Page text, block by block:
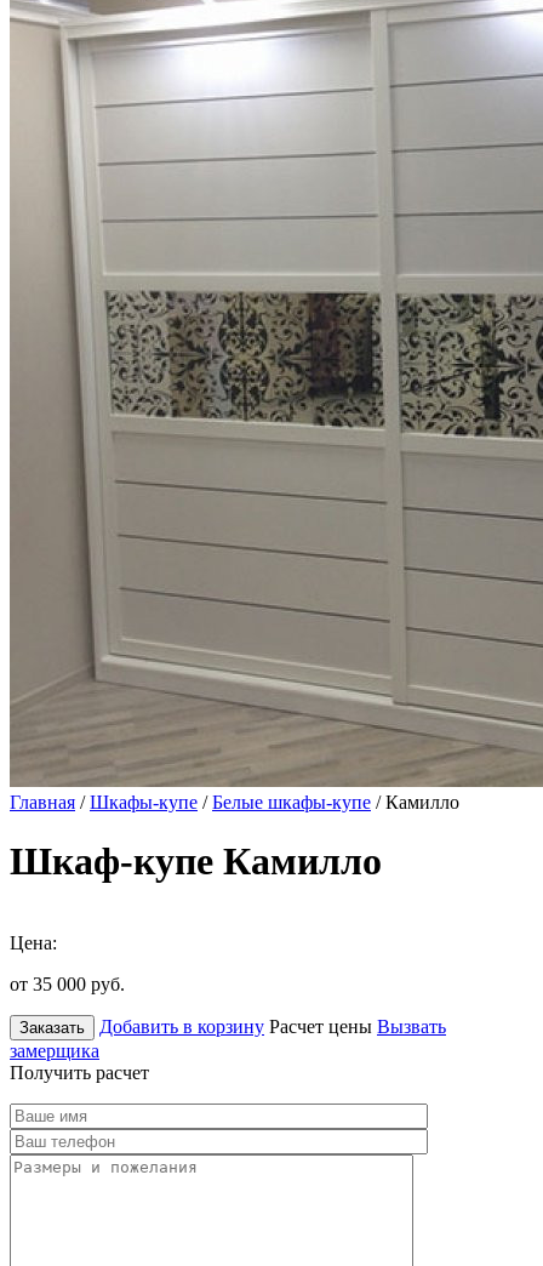
Главная /Шкафы-купе /Белые шкафы-купе / Камилло
Шкаф-купе Камилло
Цена:
от 35 000 руб.
Заказать Добавить в корзину Расчет цены Вызвать
замерщика
Получить расчет